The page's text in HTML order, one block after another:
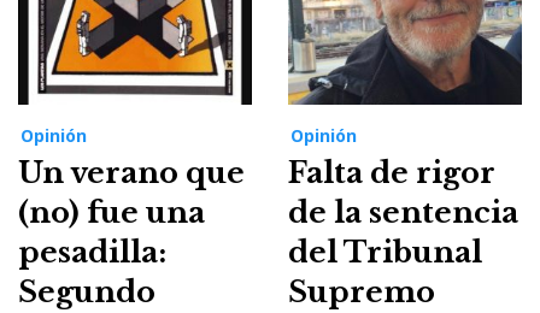
Opinión
Un verano que
(no) fue una
pesadilla:
Segundo
Opinión
Falta de rigor
de la sentencia
del Tribunal
Supremo